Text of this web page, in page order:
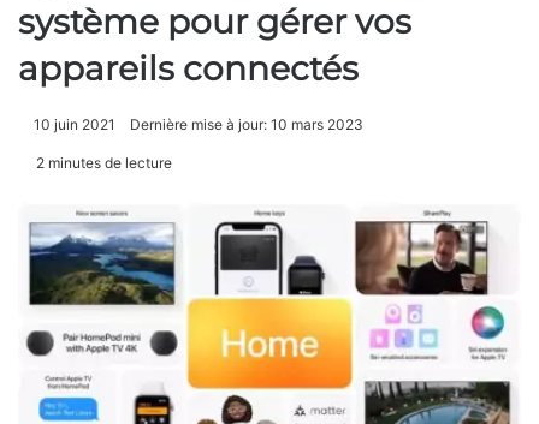
système pour gérer vos
appareils connectés
10 juin 2021 Dernière mise à jour: 10 mars 2023
2 minutes de lecture